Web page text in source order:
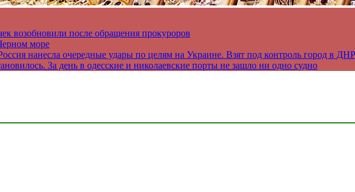
возобновили после обращения прокуроров
море
нанесла очередные удары по целям на Украине. Взят под контроль город в ДНР
За день в одесские и николаевские порты не зашло ни одно судно